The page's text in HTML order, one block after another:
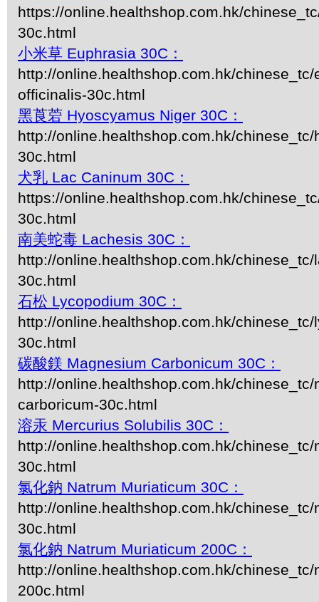
https://online.healthshop.com.hk/
30c.html
小米草 Euphrasia 30C：
http://online.healthshop.com.hk/chinese_tc/
officinalis-30c.html
黑莨菪 Hyoscyamus Niger 30C：
http://online.healthshop.com.hk/
30c.html
犬乳 Lac Caninum 30C：
https://online.healthshop.com.hk/
30c.html
南美蛇毒 Lachesis 30C：
http://online.healthshop.com.hk/
30c.html
石松 Lycopodium 30C：
http://online.healthshop.com.hk/chinese_tc/
30c.html
碳酸鎂 Magnesium Carbonicum 30C：
http://online.healthshop.com.hk/chinese_tc/
carboricum-30c.html
溶汞 Mercurius Solubilis 30C：
http://online.healthshop.com.hk/
30c.html
氯化鈉 Natrum Muriaticum 30C：
http://online.healthshop.com.hk/
30c.html
氯化鈉 Natrum Muriaticum 200C：
http://online.healthshop.com.hk/
200c.html